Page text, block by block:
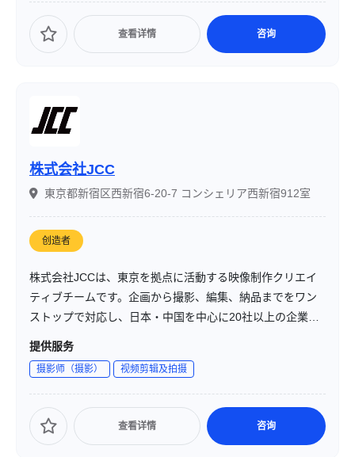
查看详情 咨询
株式会社JCC
東京都新宿区西新宿6-20-7 コンシェリア西新宿912室
创造者
株式会社JCCは、東京を拠点に活動する映像制作クリエイ
ティブチームです。企画から撮影、編集、納品までをワン
ストップで対応し、日本・中国を中心に20社以上の企業と
実績を築いてきました。お客様の想いやブランドメッセー
提供服务
摄影师（摄影） 视频剪辑及拍摄
查看详情 咨询